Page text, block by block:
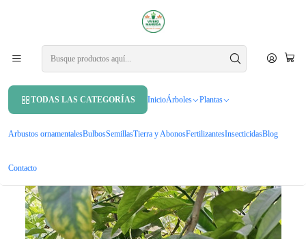
TODAS LAS CATEGORÍAS InicioÁrboles Plantas
Arbustos ornamentalesBulbosSemillasTierra y AbonosFertilizantesInsecticidasBlog
Contacto
APROVECHA UN 10% DE DCTO. EN TU PRIMERA COMPRA USANDO
Inicio Árboles
Limón Cidra Limonero Citrus Medica Frutal Injertado Exótico